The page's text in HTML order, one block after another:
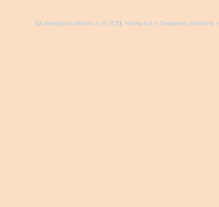
Svi sadržaji na stranici su © 2011. Niveta d.o.o. Sva prava zadržana.